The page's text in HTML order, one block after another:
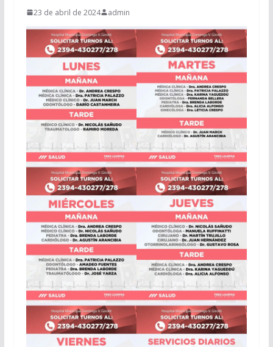
23 de abril de 2024 admin